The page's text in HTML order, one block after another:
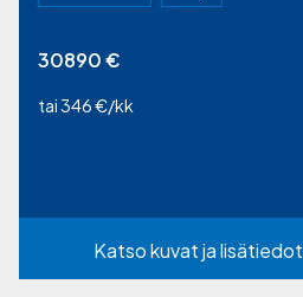
30890€
tai 346 €/kk
Katso kuvat ja lisätiedot